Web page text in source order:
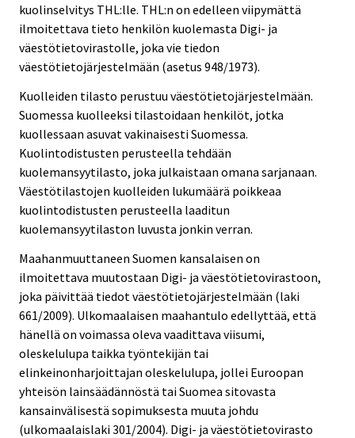
kuolinselvitys THL:lle. THL:n on edelleen viipymättä
ilmoitettava tieto henkilön kuolemasta Digi- ja
väestötietovirastolle, joka vie tiedon
väestötietojärjestelmään (asetus 948/1973).
Kuolleiden tilasto perustuu väestötietojärjestelmään.
Suomessa kuolleeksi tilastoidaan henkilöt, jotka
kuollessaan asuvat vakinaisesti Suomessa.
Kuolintodistusten perusteella tehdään
kuolemansyytilasto, joka julkaistaan omana sarjanaan.
Väestötilastojen kuolleiden lukumäärä poikkeaa
kuolintodistusten perusteella laaditun
kuolemansyytilaston luvusta jonkin verran.
Maahanmuuttaneen Suomen kansalaisen on
ilmoitettava muutostaan Digi- ja väestötietovirastoon,
joka päivittää tiedot väestötietojärjestelmään (laki
661/2009). Ulkomaalaisen maahantulo edellyttää, että
hänellä on voimassa oleva vaadittava viisumi,
oleskelulupa taikka työntekijän tai
elinkeinonharjoittajan oleskelulupa, jollei Euroopan
yhteisön lainsäädännöstä tai Suomea sitovasta
kansainvälisestä sopimuksesta muuta johdu
(ulkomaalaislaki 301/2004). Digi- ja väestötietovirasto